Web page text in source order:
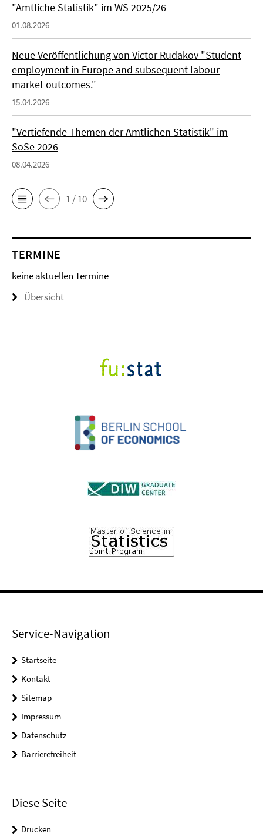
"Amtliche Statistik" im WS 2025/26
01.08.2026
Neue Veröffentlichung von Victor Rudakov "Student
employment in Europe and subsequent labour
market outcomes."
15.04.2026
"Vertiefende Themen der Amtlichen Statistik" im
SoSe 2026
08.04.2026
1 / 10
TERMINE
keine aktuellen Termine
Übersicht
Service-Navigation
Startseite
Kontakt
Sitemap
Impressum
Datenschutz
Barrierefreiheit
Diese Seite
Drucken